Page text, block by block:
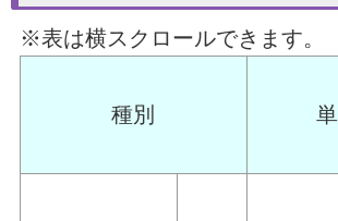
※表は横スクロールできます。
種別